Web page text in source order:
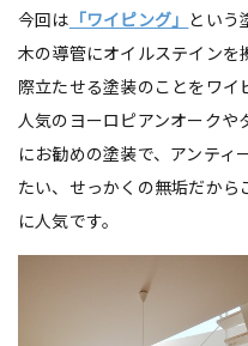
今回は 「ワイピング」 という
木の導管にオイルステインを
際立たせる塗装のことをワイ
人気のヨーロピアンオーク
にお勧めの塗装で、アンティ
たい、せっかくの無垢だか
に人気です。